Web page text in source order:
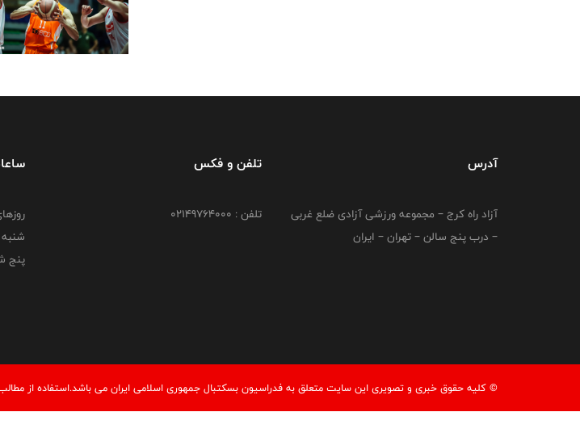
آدرس
آزاد راه کرج – مجموعه ورزشی آزادی ضلع غربی
– درب پنج سالن – تهران – ایران
تلفن و فکس
تلفن : 02149764000
شنبه
پنج
© کليه حقوق خبری و تصويری اين سايت متعلق به فدراسیون بسکتبال جمهوری اسلامی ایران می باشد.استفاده از